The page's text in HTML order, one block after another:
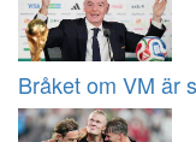
Bråket om VM är